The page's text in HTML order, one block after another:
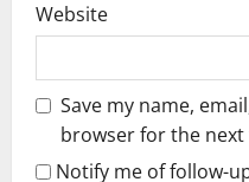
Website
Save my name,
browser for the
Notify me of follow-